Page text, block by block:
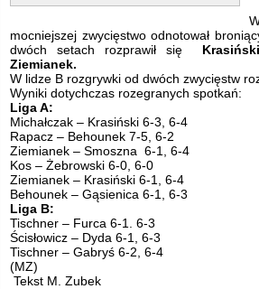
mocniejszej zwycięstwo odnotował
dwóch setach rozprawił się
Ziemianek.
W lidze B rozgrywki od dwóch zwycięstw
Wyniki dotychczas rozegranych spotkań:
Liga A:
Michałczak – Krasiński 6-3, 6-4
Rapacz – Behounek 7-5, 6-2
Ziemianek – Smoszna 6-1, 6-4
Kos – Żebrowski 6-0, 6-0
Ziemianek – Krasiński 6-1, 6-4
Behounek – Gąsienica 6-1, 6-3
Liga B:
Tischner – Furca 6-1. 6-3
Ścisłowicz – Dyda 6-1, 6-3
Tischner – Gabryś 6-2, 6-4
(MZ)
Tekst M. Zubek